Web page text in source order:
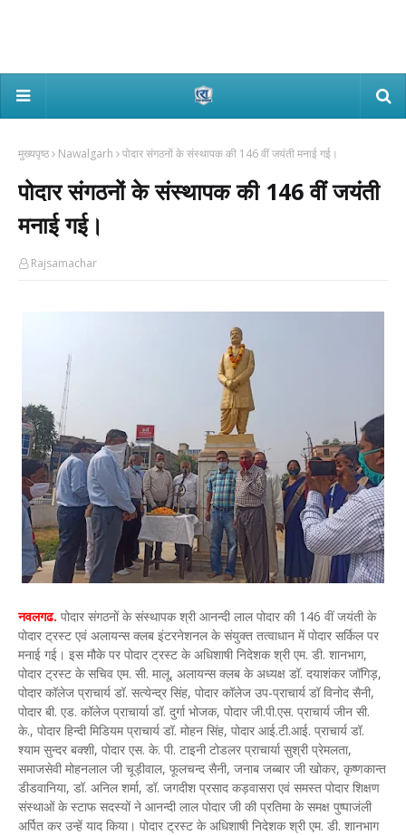
मुख्यपृष्ठ Nawalgarh पोदार संगठनों के संस्थापक की 146 वीं जयंती मनाई गई।
पोदार संगठनों के संस्थापक की 146 वीं जयंती
मनाई गई।
Rajsamachar
नवलगढ. पोदार संगठनों के संस्थापक श्री आनन्दी लाल पोदार की 146 वीं जयंती के
पोदार ट्रस्ट एवं अलायन्स क्लब इंटरनेशनल के संयुक्त तत्वाधान में पोदार सर्किल पर
मनाई गई। इस मौके पर पोदार ट्रस्ट के अधिशाषी निदेशक श्री एम. डी. शानभाग,
पोदार ट्रस्ट के सचिव एम. सी. मालू, अलायन्स क्लब के अध्यक्ष डॉ. दयाशंकर जॉगिड़,
पोदार कॉलेज प्राचार्य डॉ. सत्येन्द्र सिंह, पोदार कॉलेज उप-प्राचार्य डॉ विनोद सैनी,
पोदार बी. एड. कॉलेज प्राचार्या डॉ. दुर्गा भोजक, पोदार जी.पी.एस. प्राचार्य जीन सी.
के., पोदार हिन्दी मिडियम प्राचार्य डॉ. मोहन सिंह, पोदार आई.टी.आई. प्राचार्य डॉ.
श्याम सुन्दर बक्शी, पोदार एस. के. पी. टाइनी टोडलर प्राचार्या सुश्री प्रेमलता,
समाजसेवी मोहनलाल जी चूड़ीवाल, फूलचन्द सैनी, जनाब जब्बार जी खोकर, कृष्णकान्त
डीडवानिया, डॉ. अनिल शर्मा, डॉ. जगदीश प्रसाद कड़वासरा एवं समस्त पोदार शिक्षण
संस्थाओं के स्टाफ सदस्यों ने आनन्दी लाल पोदार जी की प्रतिमा के समक्ष पुष्पाजंली
अर्पित कर उन्हें याद किया। पोदार ट्रस्ट के अधिशाषी निदेशक श्री एम. डी. शानभाग